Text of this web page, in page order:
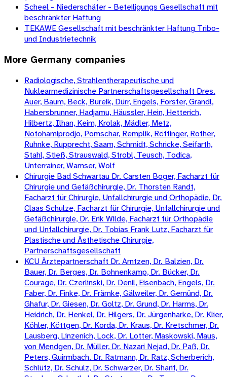
Scheel - Niederschäfer - Beteiligungs Gesellschaft mit
beschränkter Haftung
TEKAWE Gesellschaft mit beschränkter Haftung Tribo-
und Industrietechnik
More Germany companies
Radiologische, Strahlentherapeutische und
Nuklearmedizinische Partnerschaftsgesellschaft Dres.
Auer, Baum, Beck, Bureik, Dürr, Engels, Forster, Grandl,
Habersbrunner, Hadjamu, Häussler, Hein, Hetterich,
Hilbertz, Ilhan, Keim, Krolak, Mädler, Metz,
Notohamiprodjo, Pomschar, Remplik, Röttinger, Rother,
Ruhnke, Rupprecht, Saam, Schmidt, Schricke, Seifarth,
Stahl, Stieß, Strauswald, Strobl, Teusch, Todica,
Unterrainer, Wamser, Wolf
Chirurgie Bad Schwartau Dr. Carsten Boger, Facharzt für
Chirurgie und Gefäßchirurgie, Dr. Thorsten Randt,
Facharzt für Chirurgie, Unfallchirurgie und Orthopädie, Dr.
Claas Schulze, Facharzt für Chirurgie, Unfallchirurgie und
Gefäßchirurgie, Dr. Erik Wilde, Facharzt für Orthopädie
und Unfallchirurgie, Dr. Tobias Frank Lutz, Facharzt für
Plastische und Ästhetische Chirurgie,
Partnerschaftsgesellschaft
KCU Ärztepartnerschaft Dr. Arntzen, Dr. Balzien, Dr.
Bauer, Dr. Berges, Dr. Bohnenkamp, Dr. Bücker, Dr.
Courage, Dr. Czerlinski, Dr. Denil, Eisenbach, Engels, Dr.
Faber, Dr. Finke, Dr. Främke, Gälweiler, Dr. Gemünd, Dr.
Ghafur, Dr. Giesen, Dr. Goltz, Dr. Grund, Dr. Harms, Dr.
Heidrich, Dr. Henkel, Dr. Hilgers, Dr. Jürgenharke, Dr. Klier,
Köhler, Köttgen, Dr. Korda, Dr. Kraus, Dr. Kretschmer, Dr.
Lausberg, Linzenich, Lock, Dr. Lotter, Maskowski, Maus,
von Mendgen, Dr. Müller, Dr. Nazari Nejad, Dr. Paß, Dr.
Peters, Quirmbach. Dr. Ratmann, Dr. Ratz, Scherberich,
Schlütz, Dr. Schulz, Dr. Schwarzer, Dr. Sharif, Dr.